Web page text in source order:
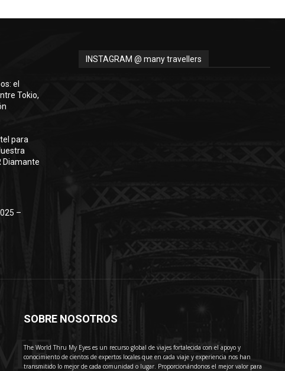
el
Tokio,
para
Diamante
–
INSTAGRAM @ many travellers
SOBRE NOSOTROS
The World Thru My Eyes es un recurso global de viajes fortalecida con el apoyo y
conocimiento de cientos de expertos locales que en cada viaje y experiencia nos han
transmitido lo mejor de cada comunidad o lugar. Proporcionándonos el mejor valor para